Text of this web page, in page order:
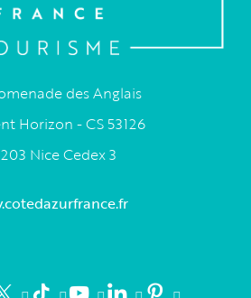
des Anglais
Horizon - CS 53126
Nice Cedex 3